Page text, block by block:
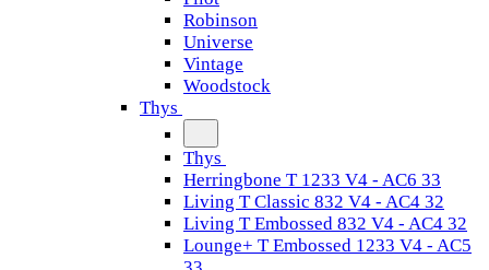
Robinson
Universe
Vintage
Woodstock
Thys
Thys
Herringbone T 1233 V4 - AC6 33
Living T Classic 832 V4 - AC4 32
Living T Embossed 832 V4 - AC4 32
Lounge+ T Embossed 1233 V4 - AC5